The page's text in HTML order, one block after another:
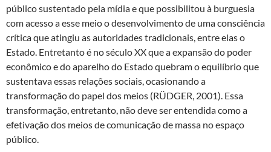
público sustentado pela mídia e que possibilitou à burguesia
com acesso a esse meio o desenvolvimento de uma consciência
crítica que atingiu as autoridades tradicionais, entre elas o
Estado. Entretanto é no século XX que a expansão do poder
econômico e do aparelho do Estado quebram o equilíbrio que
sustentava essas relações sociais, ocasionando a
transformação do papel dos meios (RÜDGER, 2001). Essa
transformação, entretanto, não deve ser entendida como a
efetivação dos meios de comunicação de massa no espaço
público.